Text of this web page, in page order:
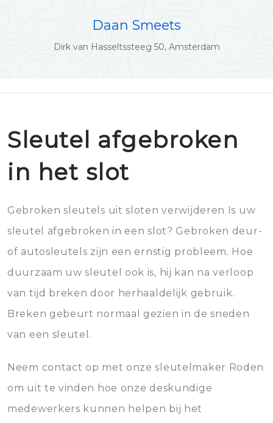
Daan Smeets
Dirk van Hasseltssteeg 50, Amsterdam
Sleutel afgebroken
in het slot
Gebroken sleutels uit sloten verwijderen Is uw
sleutel afgebroken in een slot? Gebroken deur-
of autosleutels zijn een ernstig probleem. Hoe
duurzaam uw sleutel ook is, hij kan na verloop
van tijd breken door herhaaldelijk gebruik.
Breken gebeurt normaal gezien in de sneden
van een sleutel.
Neem contact op met onze sleutelmaker Roden
om uit te vinden hoe onze deskundige
medewerkers kunnen helpen bij het